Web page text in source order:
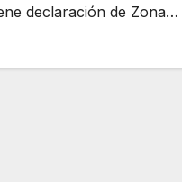
declaración de Zona…